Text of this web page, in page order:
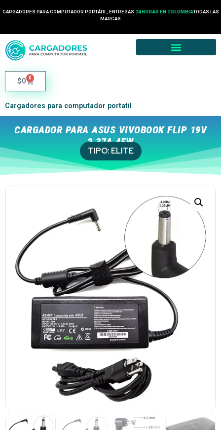
CARGADORES PARA COMPUTADOR PORTÁTIL, ENTREGAS 24 HORAS EN COLOMBIATODAS LAS
MARCAS
$0 0
Cargadores para computador portatil
CARGADOR PARA ASUS VIVOBOOK FLIP 19V
2.37A 45W
TIPO: ELITE